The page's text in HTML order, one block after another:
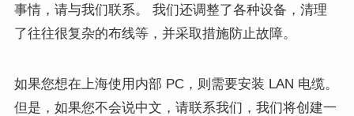
事情，请与我们联系。 我们还调整了各种设备，清理
了往往很复杂的布线等，并采取措施防止故障。
如果您想在上海使用内部 PC，则需要安装 LAN 电缆。
但是，如果您不会说中文，请联系我们，我们将创建一